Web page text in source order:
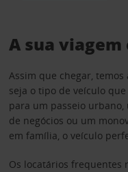
A sua viagem
Assim que chegar,
seja o tipo de veículo
para um passeio
de negócios ou um
em família, o veículo
Os locatários frequentes